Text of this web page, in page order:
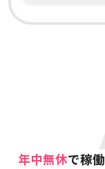
年中無休で稼